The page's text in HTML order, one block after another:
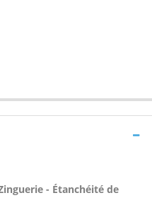
- Étanchéité de